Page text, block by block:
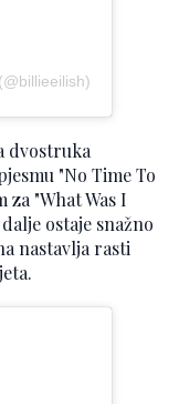
dvostruka
"No Time To
za "What Was I
ostaje snažno
nastavlja rasti